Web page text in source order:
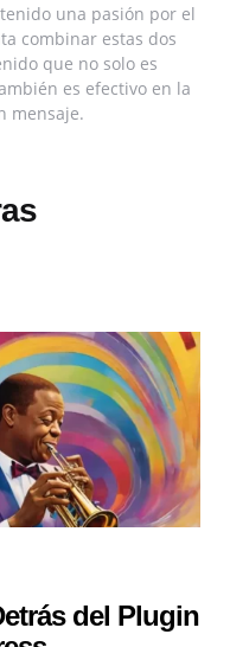
una pasión por el
combinar estas dos
que no solo es
es efectivo en la
mensaje.
del Plugin